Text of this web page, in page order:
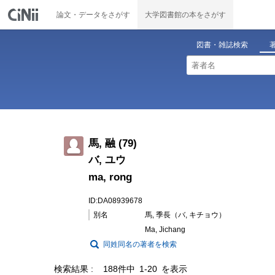
論文・データをさがす 大学図書館の本をさがす
図書・雑誌検索
馬, 融 (79)
バ, ユウ
ma, rong
ID:DA08939678
別名
馬, 季長（バ, キチョウ）
Ma, Jichang
同姓同名の著者を検索
検索結果 188件中 1-20 を表示